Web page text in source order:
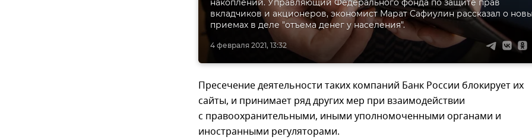
4 февраля 2021, 13:32
накоплений. Управляющий Федерального фонда по защите прав
вкладчиков и акционеров, экономист Марат Сафиулин рассказал о
приемах в деле "отъема денег у населения".
Пресечение деятельности таких компаний Банк России блокирует их
сайты, и принимает ряд других мер при взаимодействии
с правоохранительными, иными уполномоченными органами и
иностранными регуляторами.